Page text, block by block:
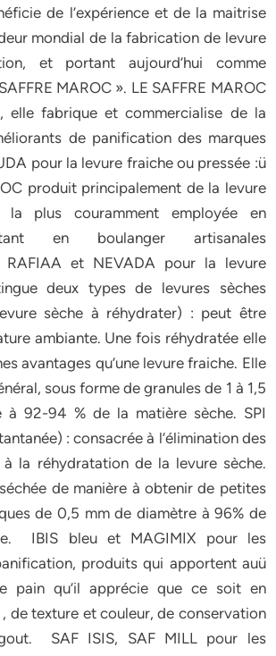
de l’expérience et de la maitrise
mondial de la fabrication de levure
et portant aujourd’hui comme
MAROC ». LE SAFFRE MAROC
elle fabrique et commercialise de la
de panification des marques
pour la levure fraiche ou pressée :ü
produit principalement de la levure
plus couramment employée en
en boulanger artisanales
RAFIAA et NEVADA pour la levure
deux types de levures sèches
sèche à réhydrater) : peut être
ambiante. Une fois réhydratée elle
avantages qu’une levure fraiche. Elle
sous forme de granules de 1 à 1,5
à 92-94 % de la matière sèche. SPI
: consacrée à l’élimination des
la réhydratation de la levure sèche.
de manière à obtenir de petites
de 0,5 mm de diamètre à 96% de
IBIS bleu et MAGIMIX pour les
produits qui apportent auü
pain qu’il apprécie que ce soit en
de texture et couleur, de conservation
SAF ISIS, SAF MILL pour les